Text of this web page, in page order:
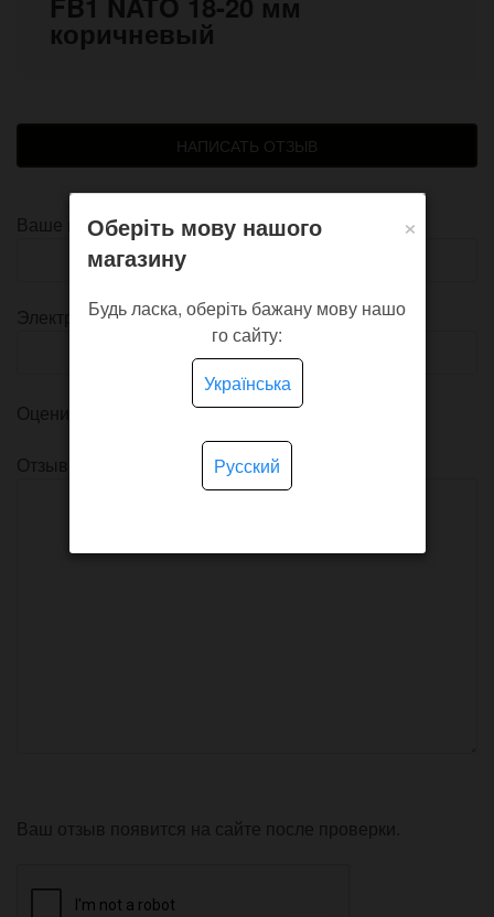
коричневый
НАПИСАТЬ ОТЗЫВ
Ваше имя
Электронная почта
Оцените товар
Отзыв
Ваш отзыв появится на сайте после проверки.
×
Оберіть мову нашого
магазину
Будь ласка, оберіть бажану мову нашо
го сайту:
Українська
Русский